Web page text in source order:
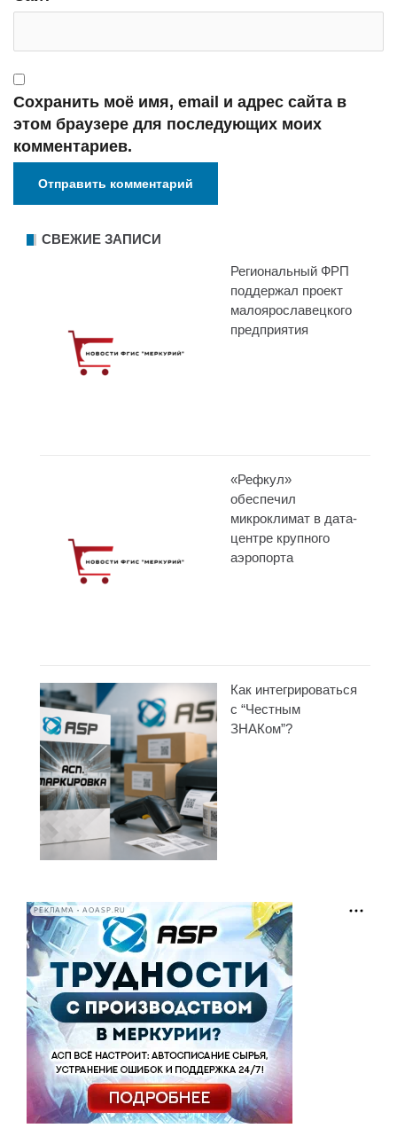
Сохранить моё имя, email и адрес сайта в
этом браузере для последующих моих
комментариев.
СВЕЖИЕ ЗАПИСИ
Региональный ФРП
поддержал проект
малоярославецкого
предприятия
«Рефкул»
обеспечил
микроклимат в дата-
центре крупного
аэропорта
Как интегрироваться
с “Честным
ЗНАКом”?
РЕКЛАМА • AOASP.RU